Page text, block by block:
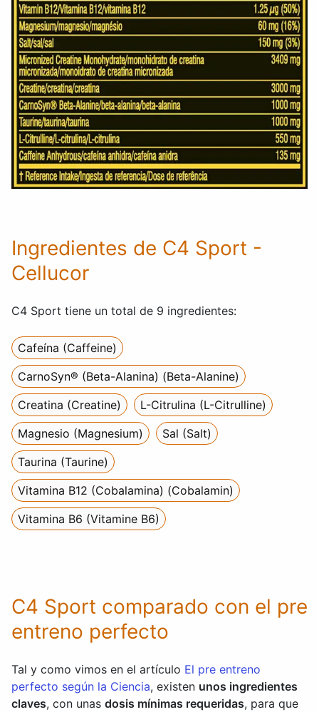
Ingredientes de C4 Sport -
Cellucor
C4 Sport tiene un total de 9 ingredientes:
Cafeína (Caffeine)
CarnoSyn® (Beta-Alanina) (Beta-Alanine)
Creatina (Creatine)
L-Citrulina (L-Citrulline)
Magnesio (Magnesium)
Sal (Salt)
Taurina (Taurine)
Vitamina B12 (Cobalamina) (Cobalamin)
Vitamina B6 (Vitamine B6)
C4 Sport comparado con el pre
entreno perfecto
Tal y como vimos en el artículo El pre entreno
perfecto según la Ciencia, existen unos ingredientes
claves, con unas dosis mínimas requeridas, para que